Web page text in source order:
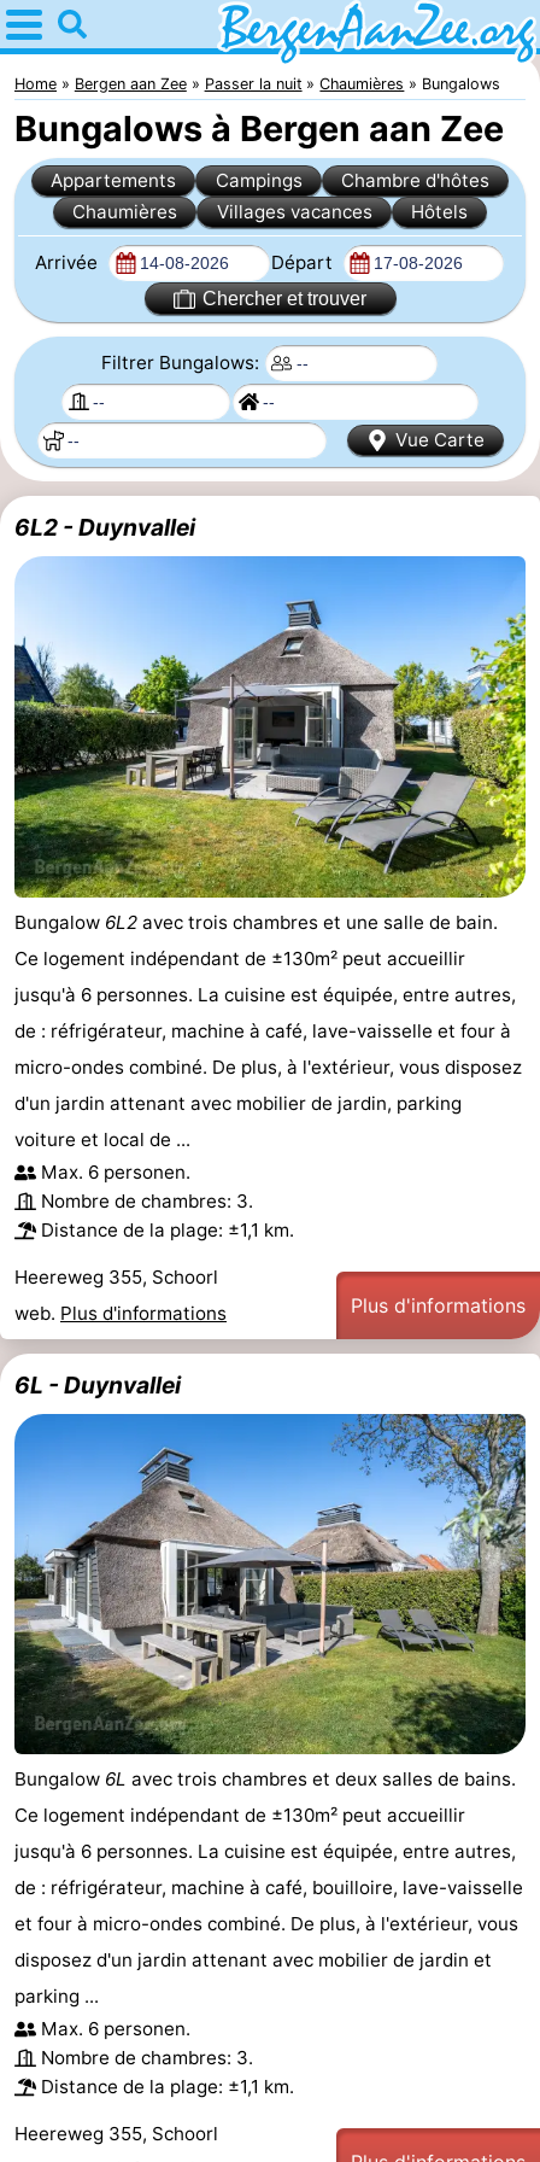
Home
Bergen
aan
Zee
Astuces
Avec
les
enfants
Bergen
Dunes
de
Schoorl
Passer
nuit
Appartements
De
Graaf
Egmont
-
Landgoed
Glory
Campings
d'hôtes
Chaumières
-
Buiten
Bergen
-
De
Woudhoeve
-
Duinpark
Egmond
-
Duynvallei
-
Koningshof
-
Kustpark
Egmond
aan
Zee
-
Molengroet
-
Schoorlse
Duinen
-
Scorleduyn
Hôtels
Last
minutes
Plages
Voir
et
Lieux
Musées
Monuments
-
Églises
-
Points
vue
Attractions
Terrains
jeux
-
de
golf
&
Nature
-
Piscines
-
Faire
-
Home Bergen aan Zee Passer la nuit Chaumières Bungalows
Bungalows à Bergen aan Zee
Appartements Campings
Chambre d'hôtes
Chaumières
Villages vacances Hôtels
Arrivée Départ
Chercher et trouver
Filtrer Bungalows:
Vue Carte
6L2 - Duynvallei
Bungalow 6L2 avec trois chambres et une salle de bain.
Ce logement indépendant de ±130m² peut accueillir
jusqu'à 6 personnes. La cuisine est équipée, entre autres,
de : réfrigérateur, machine à café, lave-vaisselle et four à
micro-ondes combiné. De plus, à l'extérieur, vous disposez
d'un jardin attenant avec mobilier de jardin, parking
voiture et local de ...
Max. 6 personen.
Nombre de chambres: 3.
Distance de la plage: ±1,1 km.
Heereweg 355, Schoorl
web. Plus d'informations Plus d'informations
6L - Duynvallei
Bungalow 6L avec trois chambres et deux salles de bains.
Ce logement indépendant de ±130m² peut accueillir
jusqu'à 6 personnes. La cuisine est équipée, entre autres,
de : réfrigérateur, machine à café, bouilloire, lave-vaisselle
et four à micro-ondes combiné. De plus, à l'extérieur, vous
disposez d'un jardin attenant avec mobilier de jardin et
parking ...
Max. 6 personen.
Nombre de chambres: 3.
Distance de la plage: ±1,1 km.
Heereweg 355, Schoorl